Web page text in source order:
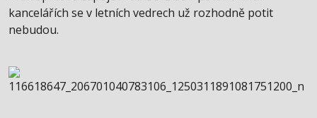
kancelářích se v letních vedrech už rozhodně potit
nebudou.